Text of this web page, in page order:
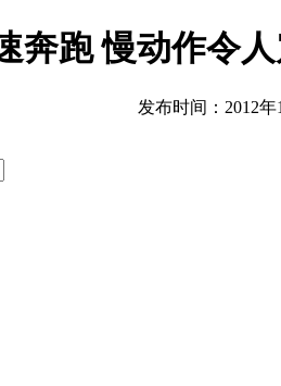
奔跑 慢动作令
发布时间：2012年